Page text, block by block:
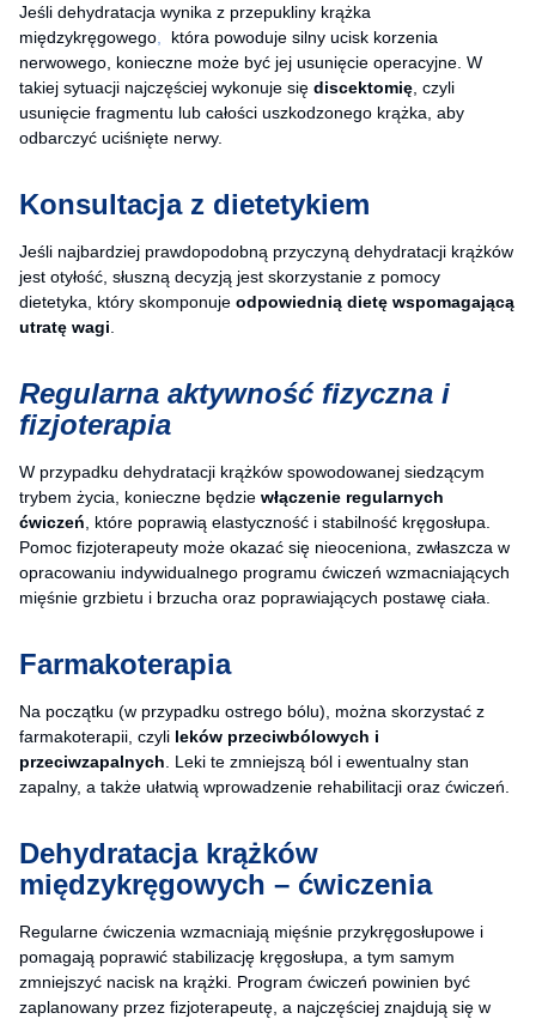
Jeśli dehydratacja wynika z przepukliny krążka
międzykręgowego, która powoduje silny ucisk korzenia
nerwowego, konieczne może być jej usunięcie operacyjne. W
takiej sytuacji najczęściej wykonuje się discektomię, czyli
usunięcie fragmentu lub całości uszkodzonego krążka, aby
odbarczyć uciśnięte nerwy.
Konsultacja z dietetykiem
Jeśli najbardziej prawdopodobną przyczyną dehydratacji krążków
jest otyłość, słuszną decyzją jest skorzystanie z pomocy
dietetyka, który skomponuje odpowiednią dietę wspomagającą
utratę wagi.
Regularna aktywność fizyczna i
fizjoterapia
W przypadku dehydratacji krążków spowodowanej siedzącym
trybem życia, konieczne będzie włączenie regularnych
ćwiczeń, które poprawią elastyczność i stabilność kręgosłupa.
Pomoc fizjoterapeuty może okazać się nieoceniona, zwłaszcza w
opracowaniu indywidualnego programu ćwiczeń wzmacniających
mięśnie grzbietu i brzucha oraz poprawiających postawę ciała.
Farmakoterapia
Na początku (w przypadku ostrego bólu), można skorzystać z
farmakoterapii, czyli leków przeciwbólowych i
przeciwzapalnych. Leki te zmniejszą ból i ewentualny stan
zapalny, a także ułatwią wprowadzenie rehabilitacji oraz ćwiczeń.
Dehydratacja krążków
międzykręgowych – ćwiczenia
Regularne ćwiczenia wzmacniają mięśnie przykręgosłupowe i
pomagają poprawić stabilizację kręgosłupa, a tym samym
zmniejszyć nacisk na krążki. Program ćwiczeń powinien być
zaplanowany przez fizjoterapeutę, a najczęściej znajdują się w